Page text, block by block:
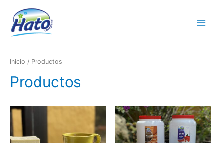
Inicio / Productos
Productos